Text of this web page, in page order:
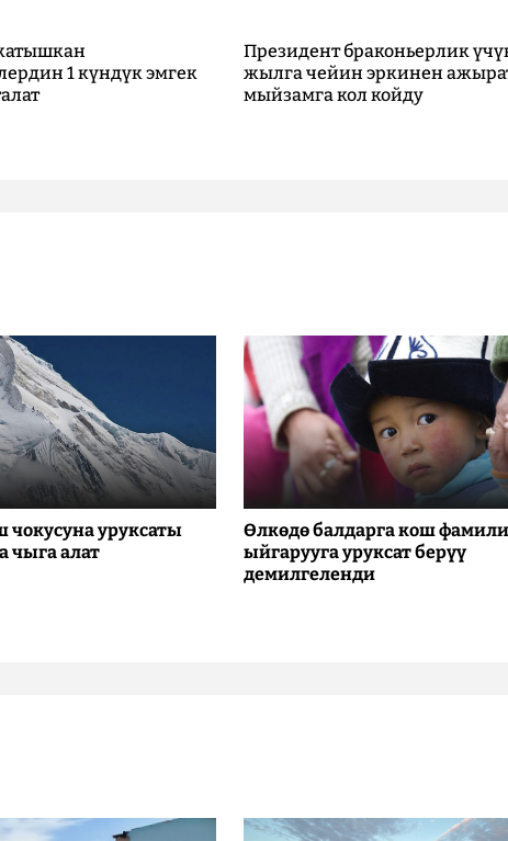
1 күндүк эмгек
Президент браконьерлик
жылга чейин эркинен
мыйзамга кол койду
уруксаты
чыга алат
Өлкөдө балдарга кош
ыйгарууга уруксат берүү
демилгеленди